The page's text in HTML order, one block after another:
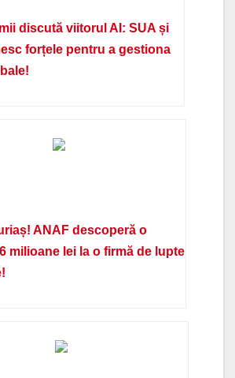
discută viitorul AI: SUA și
forțele pentru a gestiona
ANAF descoperă o
milioane lei la o firmă de lupte